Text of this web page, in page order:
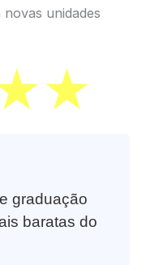
unidades
graduação
baratas do